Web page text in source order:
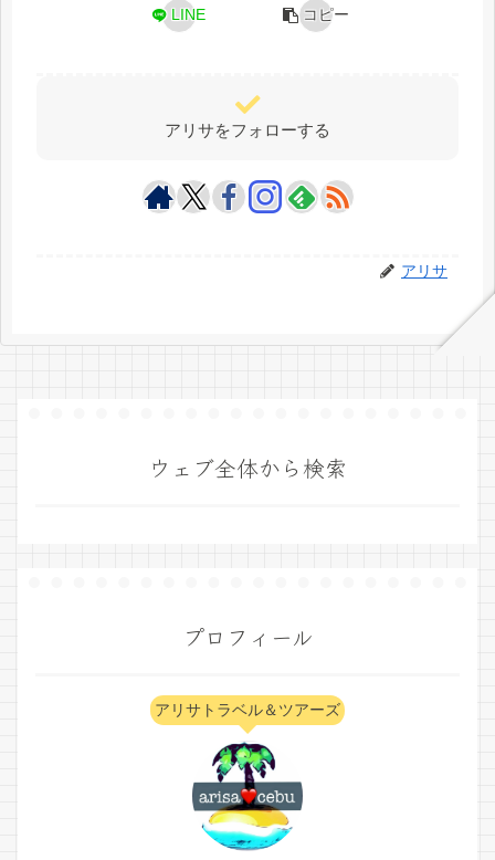
LINE コピー
アリサをフォローする
アリサ
ウェブ全体から検索
プロフィール
アリサトラベル＆ツアーズ